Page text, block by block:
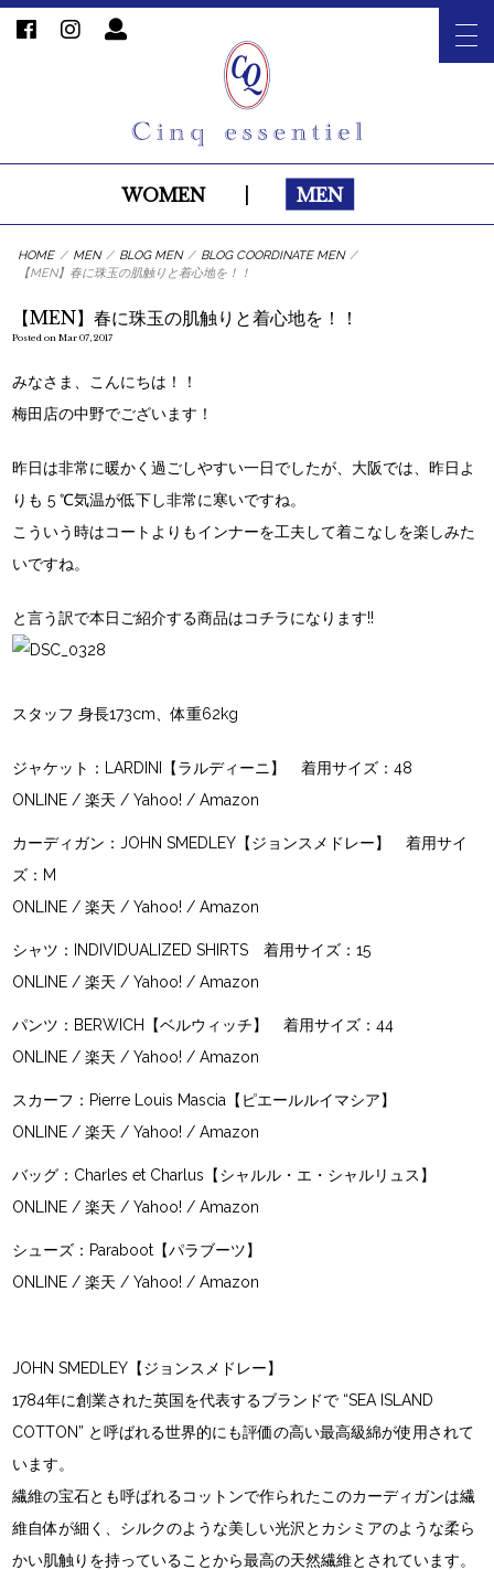
WOMEN MEN
HOME / MEN / BLOG MEN / BLOG COORDINATE MEN /
【MEN】春に珠玉の肌触りと着心地を！！
【MEN】春に珠玉の肌触りと着心地を！！
Posted on Mar 07, 2017
みなさま、こんにちは！！
梅田店の中野でございます！
昨日は非常に暖かく過ごしやすい一日でしたが、大阪では、昨日よ
りも 5 ℃気温が低下し非常に寒いですね。
こういう時はコートよりもインナーを工夫して着こなしを楽しみた
いですね。
と言う訳で本日ご紹介する商品はコチラになります!!
スタッフ 身長173cm、体重62kg
ジャケット： LARDINI【ラルディーニ】
着用サイズ：48
ONLINE /楽天 /Yahoo! /Amazon
カーディガン：JOHN SMEDLEY【ジョンスメドレー】
着用サイ
ズ：M
ONLINE /楽天 /Yahoo! /Amazon
シャツ： INDIVIDUALIZED SHIRTS 着用サイズ：15
ONLINE /楽天 /Yahoo! /Amazon
パンツ： BERWICH【ベルウィッチ】
着用サイズ：44
ONLINE /楽天 /Yahoo! /Amazon
スカーフ： Pierre Louis Mascia【ピエールルイマシア】
ONLINE /楽天 /Yahoo! /Amazon
バッグ： Charles et Charlus【シャルル・エ・シャルリュス】
ONLINE /楽天 /Yahoo! /Amazon
シューズ： Paraboot【パラブーツ】
ONLINE /楽天 /Yahoo! /Amazon
JOHN SMEDLEY【ジョンスメドレー】
1784年に創業された英国を代表するブランドで “SEA ISLAND
COTTON” と呼ばれる世界的にも評価の高い最高級綿が使用されて
います。
繊維の宝石とも呼ばれるコットンで作られたこのカーディガンは繊
維自体が細く、シルクのような美しい光沢とカシミアのような柔ら
かい肌触りを持っていることから最高の天然繊維とされています。